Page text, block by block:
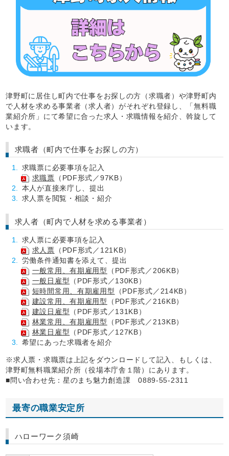
津野町に居住し町内で仕事をお探しの方（求職者）や津野町内
で人材を求める事業者（求人者）がそれぞれ登録し、「無料職
業紹介所」にて希望に合った求人・求職情報を紹介、斡旋して
います。
求職者（町内で仕事をお探しの方）
求職票に必要事項を記入
求職票 （PDF形式／97KB）
本人が直接来庁し、提出
求人票を閲覧・相談・紹介
求人者（町内で人材を求める事業者）
求人票に必要事項を記入
求人票 （PDF形式／121KB）
労働条件通知書を添えて、提出
一般常用、有期雇用型
（PDF形式／206KB）
一般日雇型 （PDF形式／130KB）
短時間常用、有期雇用型 （PDF形式／214KB）
建設常用、有期雇用型
（PDF形式／216KB）
建設日雇型 （PDF形式／131KB）
林業常用、有期雇用型
（PDF形式／213KB）
林業日雇型 （PDF形式／127KB）
希望にあった求職者を紹介
※求人票・求職票は上記をダウンロードして記入、もしくは、
津野町無料職業紹介所（役場本庁舎１階）にあります。
■問い合わせ先：星のまち魅力創造課 0889-55-2311
最寄の職業安定所
ハローワーク須崎